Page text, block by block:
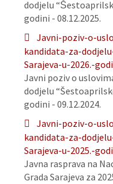
dodjelu
godini - 08.12.2025.
Javni-poziv-o-
kandidata-za-
Sarajeva-u-2026.-
Javni poziv o
dodjelu
godini - 09.12.2024.
Javni-poziv-o-
kandidata-za-
Sarajeva-u-2025.-
Javna rasprava na
Grada Sarajeva za